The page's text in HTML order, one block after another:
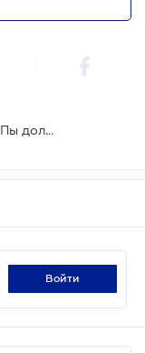
Налоговики объяснили, как долго ФОПы должны хранить первичные документы
войти